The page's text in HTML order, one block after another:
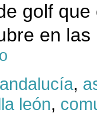
golf
en
andalucía,
león,